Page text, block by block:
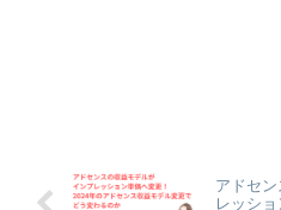
アドセ
レッシ